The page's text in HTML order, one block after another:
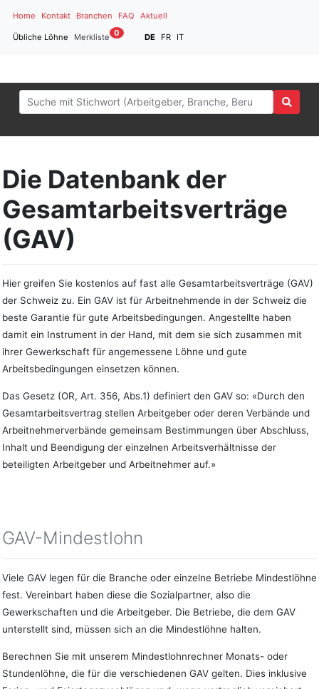
Home Kontakt Branchen FAQ Aktuell
Übliche Löhne Merkliste 0 DE FR IT
Die Datenbank der
Gesamtarbeitsverträge
(GAV)
Hier greifen Sie kostenlos auf fast alle Gesamtarbeitsverträge (GAV)
der Schweiz zu. Ein GAV ist für Arbeitnehmende in der Schweiz die
beste Garantie für gute Arbeitsbedingungen. Angestellte haben
damit ein Instrument in der Hand, mit dem sie sich zusammen mit
ihrer Gewerkschaft für angemessene Löhne und gute
Arbeitsbedingungen einsetzen können.
Das Gesetz (OR, Art. 356, Abs.1) definiert den GAV so: «Durch den
Gesamtarbeitsvertrag stellen Arbeitgeber oder deren Verbände und
Arbeitnehmerverbände gemeinsam Bestimmungen über Abschluss,
Inhalt und Beendigung der einzelnen Arbeitsverhältnisse der
beteiligten Arbeitgeber und Arbeitnehmer auf.»
GAV-Mindestlohn
Viele GAV legen für die Branche oder einzelne Betriebe Mindestlöhne
fest. Vereinbart haben diese die Sozialpartner, also die
Gewerkschaften und die Arbeitgeber. Die Betriebe, die dem GAV
unterstellt sind, müssen sich an die Mindestlöhne halten.
Berechnen Sie mit unserem Mindestlohnrechner Monats- oder
Stundenlöhne, die für die verschiedenen GAV gelten. Dies inklusive